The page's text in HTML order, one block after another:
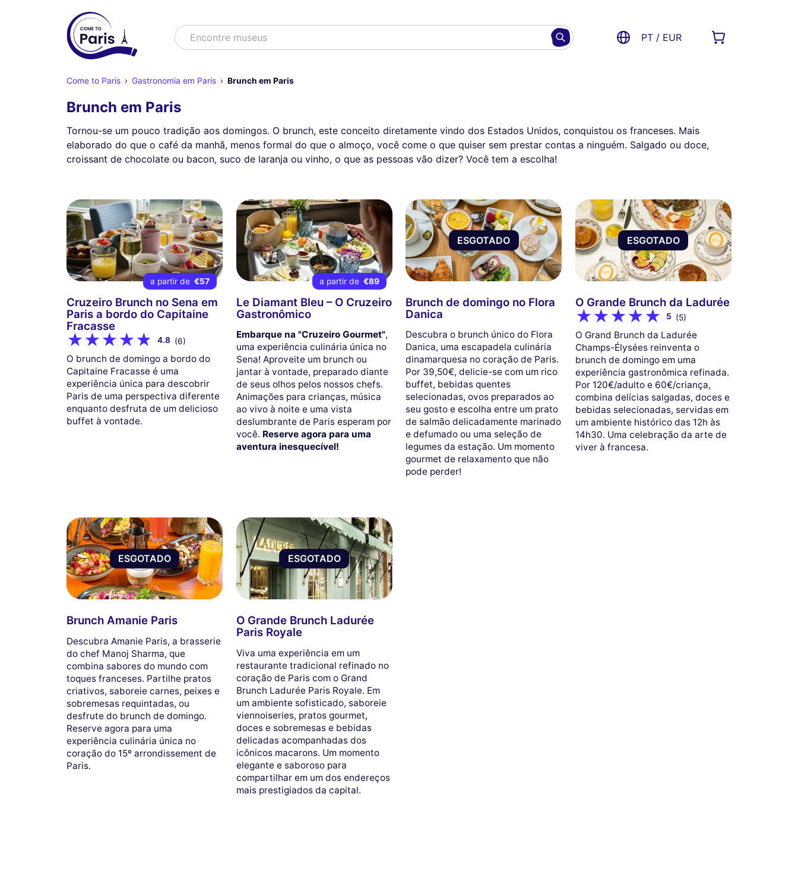
BuscarEncontre museus PT / EUR
Come to Paris Gastronomia em Paris Brunch em Paris
Brunch em Paris
Tornou-se um pouco tradição aos domingos. O brunch, este conceito diretamente vindo dos Estados Unidos, conquistou os franceses. Mais
elaborado do que o café da manhã, menos formal do que o almoço, você come o que quiser sem prestar contas a ninguém. Salgado ou doce,
croissant de chocolate ou bacon, suco de laranja ou vinho, o que as pessoas vão dizer? Você tem a escolha!
a partir de €57
Cruzeiro Brunch no Sena em
Paris a bordo do Capitaine
Fracasse
4.8 (6)
O brunch de domingo a bordo do
Capitaine Fracasse é uma
experiência única para descobrir
Paris de uma perspectiva diferente
enquanto desfruta de um delicioso
buffet à vontade.
a partir de €89
Le Diamant Bleu – O Cruzeiro
Gastronômico
Embarque na "Cruzeiro Gourmet",
uma experiência culinária única no
Sena! Aproveite um brunch ou
jantar à vontade, preparado diante
de seus olhos pelos nossos chefs.
Animações para crianças, música
ao vivo à noite e uma vista
deslumbrante de Paris esperam por
você. Reserve agora para uma
aventura inesquecível!
ESGOTADO
Brunch de domingo no Flora
Danica
Descubra o brunch único do Flora
Danica, uma escapadela culinária
dinamarquesa no coração de Paris.
Por 39,50€, delicie-se com um rico
buffet, bebidas quentes
selecionadas, ovos preparados ao
seu gosto e escolha entre um prato
de salmão delicadamente marinado
e defumado ou uma seleção de
legumes da estação. Um momento
gourmet de relaxamento que não
pode perder!
ESGOTADO
O Grande Brunch da Ladurée
5 (5)
O Grand Brunch da Ladurée
Champs-Élysées reinventa o
brunch de domingo em uma
experiência gastronômica refinada.
Por 120€/adulto e 60€/criança,
combina delícias salgadas, doces e
bebidas selecionadas, servidas em
um ambiente histórico das 12h às
14h30. Uma celebração da arte de
viver à francesa.
ESGOTADO
Brunch Amanie Paris
Descubra Amanie Paris, a brasserie
do chef Manoj Sharma, que
combina sabores do mundo com
toques franceses. Partilhe pratos
criativos, saboreie carnes, peixes e
sobremesas requintadas, ou
desfrute do brunch de domingo.
Reserve agora para uma
experiência culinária única no
coração do 15º arrondissement de
Paris.
ESGOTADO
O Grande Brunch Ladurée
Paris Royale
Viva uma experiência em um
restaurante tradicional refinado no
coração de Paris com o Grand
Brunch Ladurée Paris Royale. Em
um ambiente sofisticado, saboreie
viennoiseries, pratos gourmet,
doces e sobremesas e bebidas
delicadas acompanhadas dos
icônicos macarons. Um momento
elegante e saboroso para
compartilhar em um dos endereços
mais prestigiados da capital.